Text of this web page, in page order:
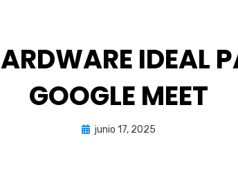
IDEAL
GOOGLE MEET
porjuancadotcom
Publicada
junio 17, 2025